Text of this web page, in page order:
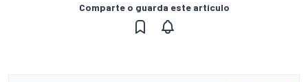
Comparte o guarda este artículo